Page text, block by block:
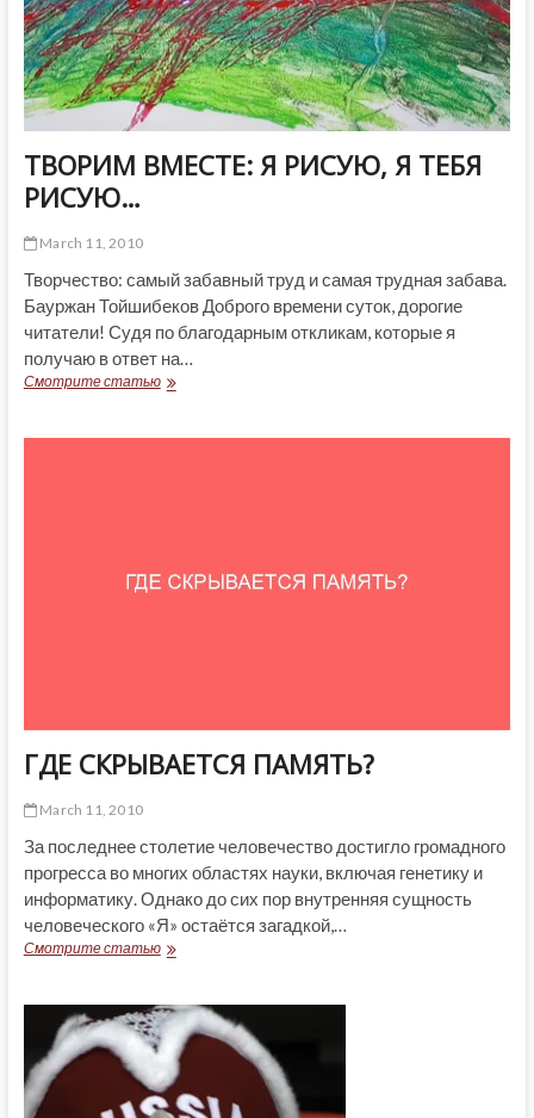
ТВОРИМ ВМЕСТЕ: Я РИСУЮ, Я ТЕБЯ
РИСУЮ…
March 11, 2010
Творчество: самый забавный труд и самая трудная забава.
Бауржан Тойшибеков Доброго времени суток, дорогие
читатели! Судя по благодарным откликам, которые я
получаю в ответ на…
Смотрите статьюТВОРИМ
ГДЕ СКРЫВАЕТСЯ ПАМЯТЬ?
March 11, 2010
За последнее столетие человечество достигло громадного
прогресса во многих областях науки, включая генетику и
информатику. Однако до сих пор внутренняя сущность
человеческого «Я» остаётся загадкой,…
Смотрите статьюГДЕ